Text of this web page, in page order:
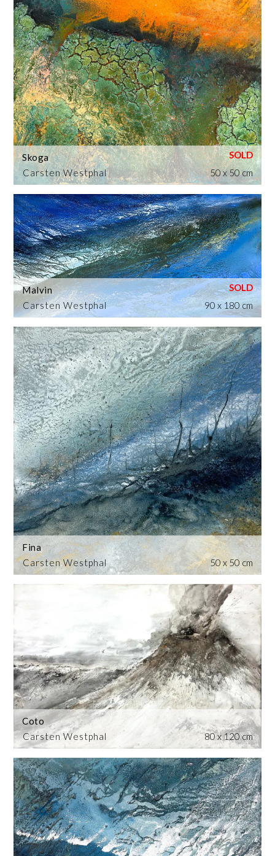
Carsten Westphal
Skoga
50 x 50 cm
Carsten Westphal
Malvin
90 x 180 cm
Carsten Westphal
Fina
50 x 50 cm
Carsten Westphal
Coto
80 x 120 cm